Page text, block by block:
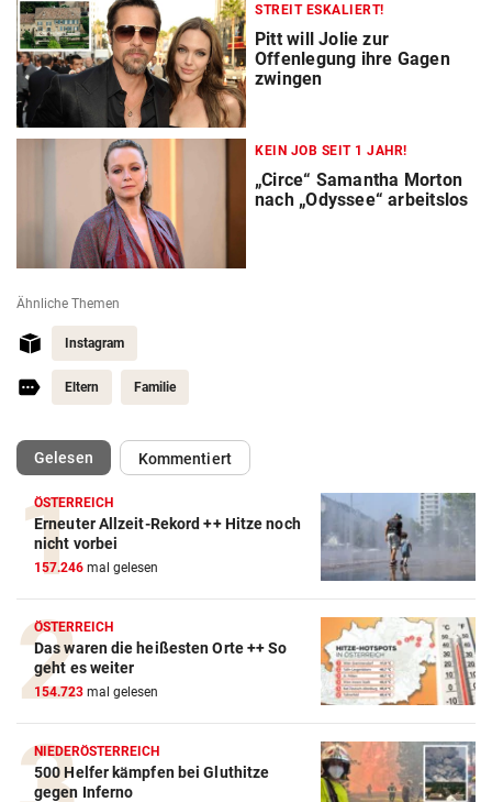
STREIT ESKALIERT!
Pitt will Jolie zur
Offenlegung ihre Gagen
zwingen
KEIN JOB SEIT 1 JAHR!
„Circe“ Samantha Morton
nach „Odyssee“ arbeitslos
Ähnliche Themen
Instagram
Eltern Familie
Gelesen(ausgewählt)Kommentiert
ÖSTERREICH
Erneuter Allzeit-Rekord ++ Hitze noch
nicht vorbei
157.246 mal gelesen
ÖSTERREICH
Das waren die heißesten Orte ++ So
geht es weiter
154.723 mal gelesen
NIEDERÖSTERREICH
500 Helfer kämpfen bei Gluthitze
gegen Inferno